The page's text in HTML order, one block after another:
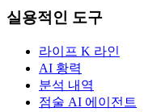
실용적인 도구
라이프 K 라인
AI 황력
분석 내역
점술 AI 에이전트